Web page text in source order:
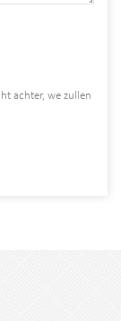
achter, we zullen